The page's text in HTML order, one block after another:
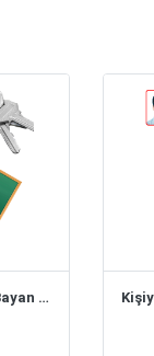
Kişiye Özel Tesettürlü Bayan Öğretmen Karikatür Anahtarlık